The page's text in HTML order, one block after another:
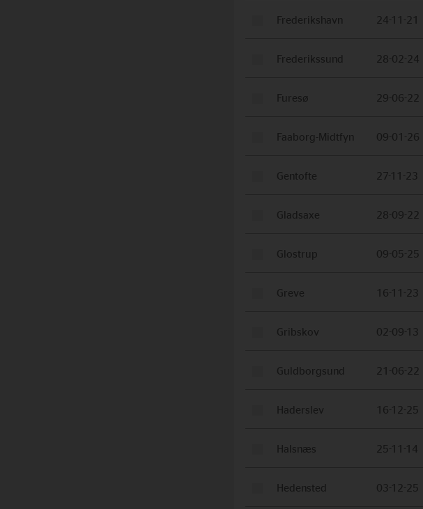
Frederikshavn 24-11-21
Frederikssund 28-02-24
Furesø 29-06-22
Faaborg-Midtfyn 09-01-26
Gentofte 27-11-23
Gladsaxe 28-09-22
Glostrup 09-05-25
Greve 16-11-23
Gribskov 02-09-13
Guldborgsund 21-06-22
Haderslev 16-12-25
Halsnæs 25-11-14
Hedensted 03-12-25